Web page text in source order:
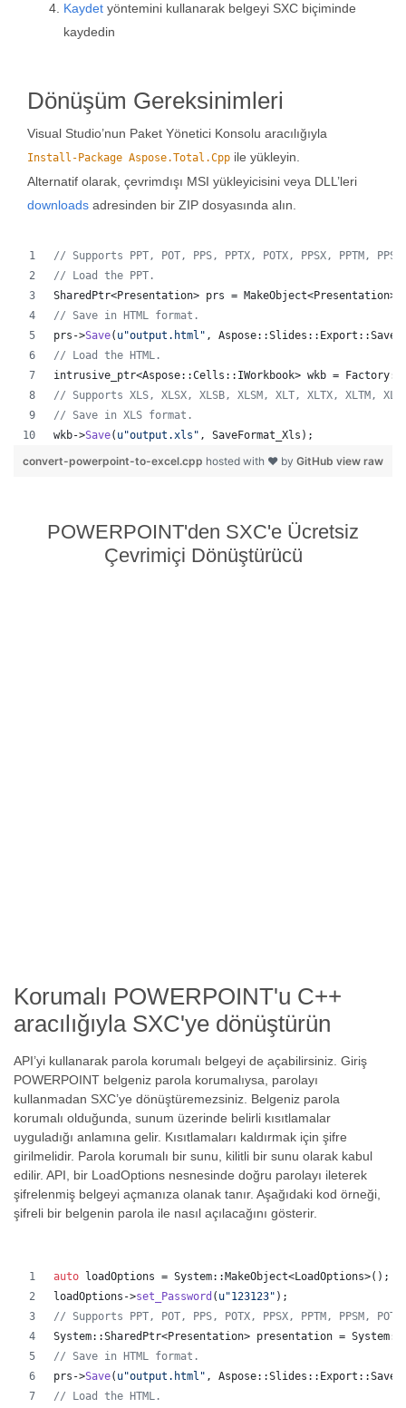
Kaydet yöntemini kullanarak belgeyi SXC biçiminde
kaydedin
Dönüşüm Gereksinimleri
Visual Studio’nun Paket Yönetici Konsolu aracılığıyla
Install-Package Aspose.Total.Cpp ile yükleyin.
Alternatif olarak, çevrimdışı MSI yükleyicisini veya DLL’leri
downloads adresinden bir ZIP dosyasında alın.
// Supports PPT, POT, PPS, PPTX, POTX, PPSX, PPTM,
// Load the PPT.
SharedPtr<Presentation> prs = MakeObject<Presentation>(
// Save in HTML format.
prs->Save( u"output.html " ,
// Load the HTML.
intrusive_ptr<Aspose::Cells::IWorkbook> wkb =
// Supports XLS, XLSX, XLSB, XLSM, XLT, XLTX, XLTM,
// Save in XLS format.
wkb->Save( u"output.xls " , SaveFormat_Xls);
view raw
convert-powerpoint-to-excel.cpp hosted with ❤ by GitHub
POWERPOINT'den SXC'e Ücretsiz
Çevrimiçi Dönüştürücü
Korumalı POWERPOINT'u C++
aracılığıyla SXC'ye dönüştürün
API’yi kullanarak parola korumalı belgeyi de açabilirsiniz. Giriş
POWERPOINT belgeniz parola korumalıysa, parolayı
kullanmadan SXC’ye dönüştüremezsiniz. Belgeniz parola
korumalı olduğunda, sunum üzerinde belirli kısıtlamalar
uyguladığı anlamına gelir. Kısıtlamaları kaldırmak için şifre
girilmelidir. Parola korumalı bir sunu, kilitli bir sunu olarak kabul
edilir. API, bir LoadOptions nesnesinde doğru parolayı ileterek
şifrelenmiş belgeyi açmanıza olanak tanır. Aşağıdaki kod örneği,
şifreli bir belgenin parola ile nasıl açılacağını gösterir.
auto loadOptions = System::MakeObject<LoadOptions>();
loadOptions->set_Password ( u"123123" );
// Supports PPT, POT, PPS, POTX, PPSX, PPTM, PPSM,
System::SharedPtr<Presentation> presentation =
// Save in HTML format.
prs->Save( u"output.html " ,
// Load the HTML.